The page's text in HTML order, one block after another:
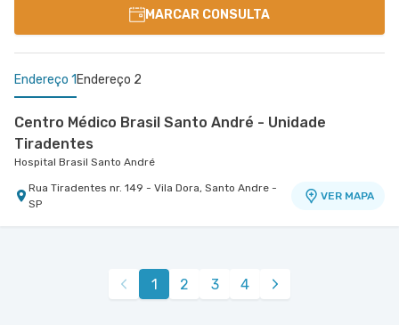
MARCAR CONSULTA
Endereço 1 Endereço 2
Centro Médico Brasil Santo André - Unidade
Tiradentes
Hospital Brasil Santo André
Rua Tiradentes nr. 149 - Vila Dora, Santo Andre -
SP
VER MAPA
Centro Médico Central Sul
Estrada de Itapecerica nr. 4617 - Capao
Redondo, Sao Paulo - SP1 2 3 4